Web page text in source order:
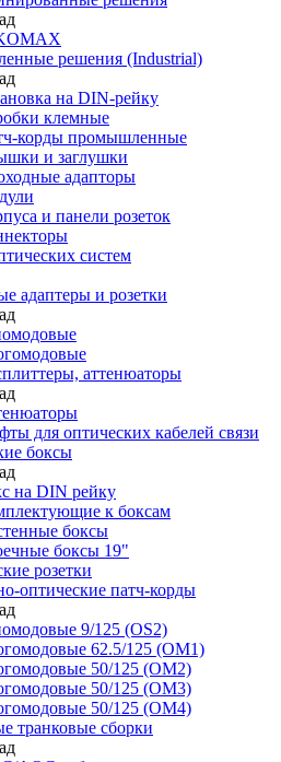
решения (Industrial)
на DIN-рейку
клемные
корды промышленные
и заглушки
адапторы
и панели розеток
систем
адаптеры и розетки
аттенюаторы
для оптических кабелей связи
боксы
на DIN рейку
к боксам
боксы
боксы 19"
розетки
оптические патч-корды
9/125 (OS2)
62.5/125 (OM1)
50/125 (OM2)
50/125 (OM3)
50/125 (OM4)
транковые сборки